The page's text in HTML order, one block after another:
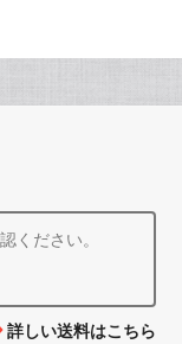
ください。
詳しい送料はこちら